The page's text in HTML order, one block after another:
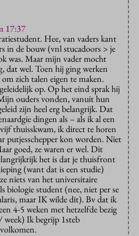
17:37
Hee, van vaders kant
in de bouw (vnl stucadoors > je
was. Maar mijn vader mocht
dat wel. Toen hij ging werken
zich talen eigen te maken.
op. Op het eind sprak hij
ouders vonden, vanuit hun
zijn heel erg belangrijk. Dat
dingen als – als ik al een
thuisskwam, ik direct te horen
putjesschepper kon worden. Niet
goed, ze waren er wel. Dit
het is dat je thuisfront
(want dat is een studie)
niets van het universitaire
biologie student (nee, niet per se
maar IK wilde dit). Bv dat ik
4-5 weken met hetzelfde bezig
week) Ik begrijp 1steb